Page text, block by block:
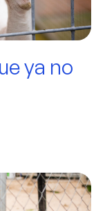
ya no